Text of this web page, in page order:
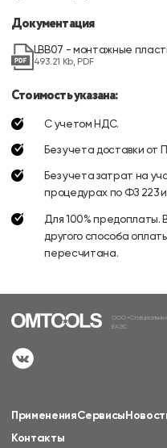
Документация
LBB07 - монтажные
493.21 Kb, PDF
Стоимость указана:
С учетом НДС.
Без учета доставки от
Без учета затрат на
процедурах по ФЗ 223
Для 100% предоплаты.
другого способа
пересчитана.
ООО «Специальные
ЕАЭС
ПримененияСервисы
Контакты